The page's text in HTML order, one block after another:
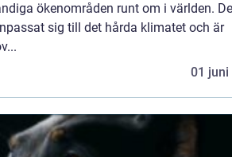
ökenområden runt om i världen.
sig till det hårda klimatet och är
01 juni